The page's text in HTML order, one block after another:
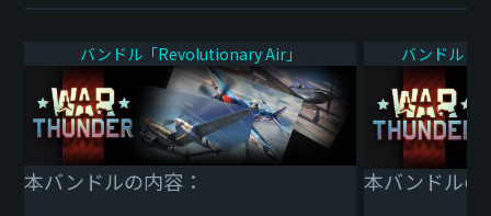
バンドル「Revolutionary Air」 バンドル「
本バンドルの内容： 本バンドルの